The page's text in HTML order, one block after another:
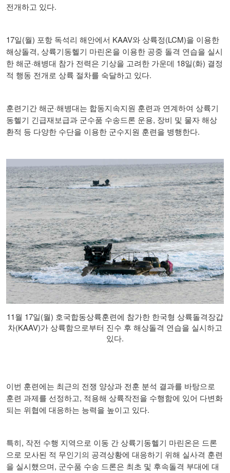
전개하고 있다.
17일(월) 포항 독석리 해안에서 KAAV와 상륙정(LCM)을 이용한
해상돌격, 상륙기동헬기 마린온을 이용한 공중 돌격 연습을 실시
한 해군·해병대 참가 전력은 기상을 고려한 가운데 18일(화) 결정
적 행동 전개로 상륙 절차를 숙달하고 있다.
훈련기간 해군·해병대는 합동지속지원 훈련과 연계하여 상륙기
동헬기 긴급재보급과 군수품 수송드론 운용, 장비 및 물자 해상
환적 등 다양한 수단을 이용한 군수지원 훈련을 병행한다.
11월 17일(월) 호국합동상륙훈련에 참가한 한국형 상륙돌격장갑
차(KAAV)가 상륙함으로부터 진수 후 해상돌격 연습을 실시하고
있다.
이번 훈련에는 최근의 전쟁 양상과 전훈 분석 결과를 바탕으로
훈련 과제를 선정하고, 적용해 상륙작전을 수행함에 있어 다변화
되는 위협에 대응하는 능력을 높이고 있다.
특히 , 작전 수행 지역으로 이동 간 상륙기동헬기 마린온은 드론
으로 모사된 적 무인기의 공격상황에 대응하기 위해 실사격 훈련
을 실시했으며 , 군수품 수송 드론은 최초 및 후속돌격 부대에 대